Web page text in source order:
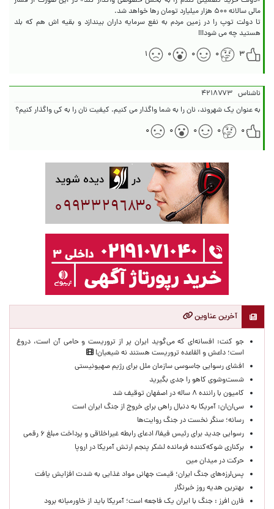
تا دولت توپ را در زمین مردم به نفع سرمایه داران بیندازد و بقیه اش هم که بلد
هستید چه می شود!!!
۳
۰ ۰ ۰ ۱
ناشناس ۴۲۱۸۷۷۳
به عنوان یک شهروند، نان را به شما واگذار می کنیم. کیفیت نان را به کی واگذار کنیم؟
۰
۰ ۰ ۰ ۰
آخرین عناوین
جو کنت: افسانه‌ای که می‌گوید ایران پر از تروریست و حامی آن است، دروغ
است؛ داعش و القاعده تروریست هستند نه شیعیان!
افشای رسوایی جاسوسی سازمان ملل برای رژیم صهیونیستی
شست‌وشوی کاهو را جدی بگیرید
کامیون با راننده ۸ ساله در اصفهان توقیف شد
سی‌ان‌ان: آمریکا به دنبال راهی برای خروج از جنگ ایران است
رسانه؛ سنگر نخست در جنگ روایت‌ها
رسوایی جدید برای رئیس فیفا/ ادعای رابطه غیراخلاقی و پرداخت مبلغ ۶ رقمی
برکناری شوکه‌کننده فرمانده لشکر پنجم ارتش آمریکا در اروپا
حركت در ميدان مين
پس‌لرزه‌های جنگ ایران؛ قیمت جهانی مواد غذایی به شدت افزایش یافت
بهترین هدیه روز خبرنگار
فارن افرز : جنگ با ایران یک فاجعه است؛ آمریکا باید از خاورمیانه برود